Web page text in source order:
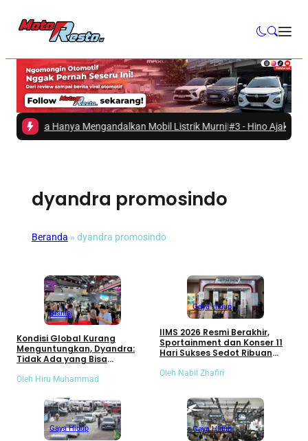
Bisa Hanya Mengandalkan Mobil Listrik Murni|#3 -Hino Ajak
dyandra promosindo
Beranda » dyandra promosindo
Bisnis
Kondisi Global Kurang
Menguntungkan, Dyandra:
Tidak Ada yang Bisa
Otomotif
Oleh Hiru Muhammad
Gaya Hidup
IIMS 2026 Resmi Berakhir,
Sportainment dan Konser 11
Hari Sukses Sedot Ribuan
Oleh Nabil Zhafiri
Gaya Hidup Gaya Hidup